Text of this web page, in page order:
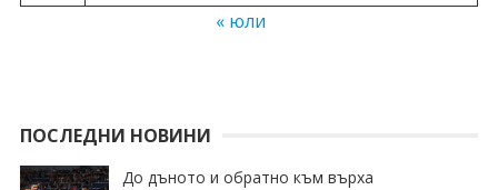
« юли
ПОСЛЕДНИ НОВИНИ
До дъното и обратно към върха